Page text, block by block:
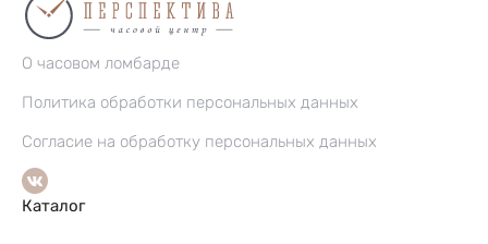
О часовом ломбарде
Политика обработки персональных данных
Согласие на обработку персональных данных
Каталог